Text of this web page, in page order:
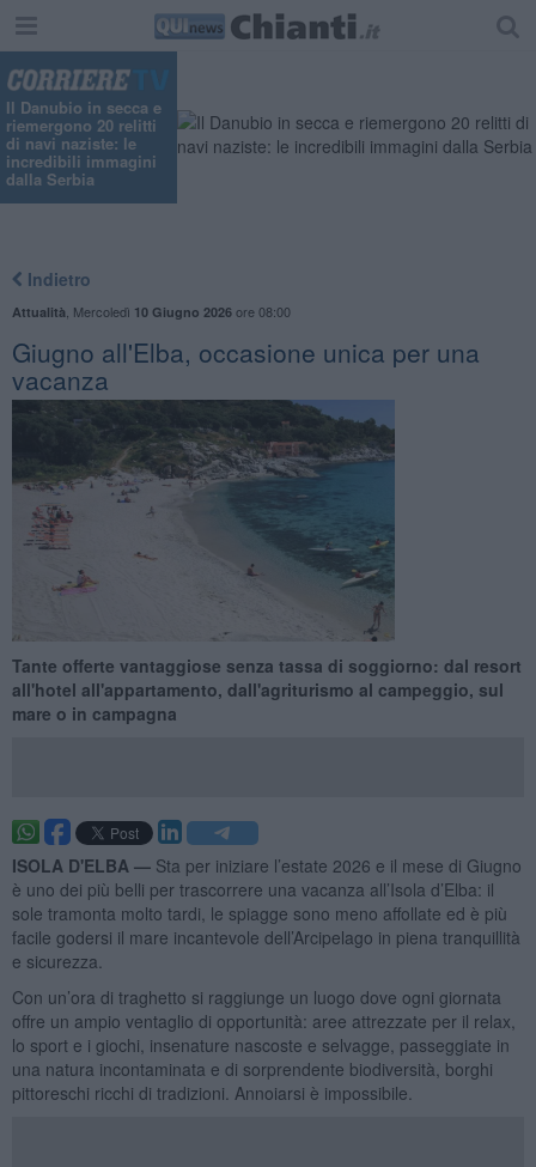
Il Danubio in secca e
riemergono 20 relitti
di navi naziste: le
incredibili immagini
dalla Serbia
Indietro
Attualità Mercoledì 10 Giugno 2026ore 08:00
Giugno all'Elba, occasione unica per una
vacanza
Tante offerte vantaggiose senza tassa di soggiorno: dal resort
all'hotel all'appartamento, dall'agriturismo al campeggio, sul
mare o in campagna
ISOLA D'ELBA — Sta per iniziare l’estate 2026 e il mese di Giugno
è uno dei più belli per trascorrere una vacanza all’Isola d’Elba: il
sole tramonta molto tardi, le spiagge sono meno affollate ed è più
facile godersi il mare incantevole dell’Arcipelago in piena tranquillità
e sicurezza.
Con un’ora di traghetto si raggiunge un luogo dove ogni giornata
offre un ampio ventaglio di opportunità: aree attrezzate per il relax,
lo sport e i giochi, insenature nascoste e selvagge, passeggiate in
una natura incontaminata e di sorprendente biodiversità, borghi
pittoreschi ricchi di tradizioni. Annoiarsi è impossibile.